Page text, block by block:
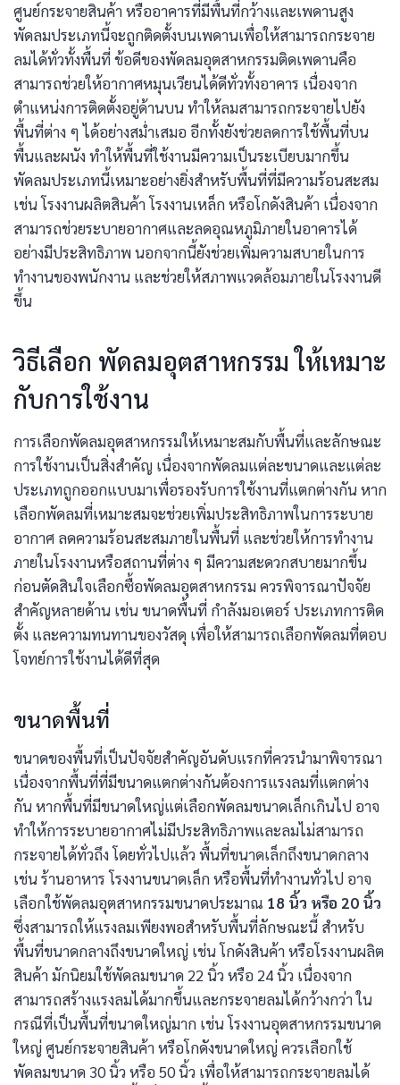
ศูนย์กระจายสินค้า หรืออาคารที่มีพื้นที่กว้างและเพดานสูง
พัดลมประเภทนี้จะถูกติดตั้งบนเพดานเพื่อให้สามารถกระจาย
ลมได้ทั่วทั้งพื้นที่ ข้อดีของพัดลมอุตสาหกรรมติดเพดานคือ
สามารถช่วยให้อากาศหมุนเวียนได้ดีทั่วทั้งอาคาร เนื่องจาก
ตำแหน่งการติดตั้งอยู่ด้านบน ทำให้ลมสามารถกระจายไปยัง
พื้นที่ต่าง ๆ ได้อย่างสม่ำเสมอ อีกทั้งยังช่วยลดการใช้พื้นที่บน
พื้นและผนัง ทำให้พื้นที่ใช้งานมีความเป็นระเบียบมากขึ้น
พัดลมประเภทนี้เหมาะอย่างยิ่งสำหรับพื้นที่ที่มีความร้อนสะสม
เช่น โรงงานผลิตสินค้า โรงงานเหล็ก หรือโกดังสินค้า เนื่องจาก
สามารถช่วยระบายอากาศและลดอุณหภูมิภายในอาคารได้
อย่างมีประสิทธิภาพ นอกจากนี้ยังช่วยเพิ่มความสบายในการ
ทำงานของพนักงาน และช่วยให้สภาพแวดล้อมภายในโรงงานดี
ขึ้น
วิธีเลือก พัดลมอุตสาหกรรม ให้เหมาะ
กับการใช้งาน
การเลือกพัดลมอุตสาหกรรมให้เหมาะสมกับพื้นที่และลักษณะ
การใช้งานเป็นสิ่งสำคัญ เนื่องจากพัดลมแต่ละขนาดและแต่ละ
ประเภทถูกออกแบบมาเพื่อรองรับการใช้งานที่แตกต่างกัน หาก
เลือกพัดลมที่เหมาะสมจะช่วยเพิ่มประสิทธิภาพในการระบาย
อากาศ ลดความร้อนสะสมภายในพื้นที่ และช่วยให้การทำงาน
ภายในโรงงานหรือสถานที่ต่าง ๆ มีความสะดวกสบายมากขึ้น
ก่อนตัดสินใจเลือกซื้อพัดลมอุตสาหกรรม ควรพิจารณาปัจจัย
สำคัญหลายด้าน เช่น ขนาดพื้นที่ กำลังมอเตอร์ ประเภทการติด
ตั้ง และความทนทานของวัสดุ เพื่อให้สามารถเลือกพัดลมที่ตอบ
โจทย์การใช้งานได้ดีที่สุด
ขนาดพื้นที่
ขนาดของพื้นที่เป็นปัจจัยสำคัญอันดับแรกที่ควรนำมาพิจารณา
เนื่องจากพื้นที่ที่มีขนาดแตกต่างกันต้องการแรงลมที่แตกต่าง
กัน หากพื้นที่มีขนาดใหญ่แต่เลือกพัดลมขนาดเล็กเกินไป อาจ
ทำให้การระบายอากาศไม่มีประสิทธิภาพและลมไม่สามารถ
กระจายได้ทั่วถึง โดยทั่วไปแล้ว พื้นที่ขนาดเล็กถึงขนาดกลาง
เช่น ร้านอาหาร โรงงานขนาดเล็ก หรือพื้นที่ทำงานทั่วไป อาจ
เลือกใช้พัดลมอุตสาหกรรมขนาดประมาณ 18 นิ้ว หรือ 20 นิ้ว
ซึ่งสามารถให้แรงลมเพียงพอสำหรับพื้นที่ลักษณะนี้ สำหรับ
พื้นที่ขนาดกลางถึงขนาดใหญ่ เช่น โกดังสินค้า หรือโรงงานผลิต
สินค้า มักนิยมใช้พัดลมขนาด 22 นิ้ว หรือ 24 นิ้ว เนื่องจาก
สามารถสร้างแรงลมได้มากขึ้นและกระจายลมได้กว้างกว่า ใน
กรณีที่เป็นพื้นที่ขนาดใหญ่มาก เช่น โรงงานอุตสาหกรรมขนาด
ใหญ่ ศูนย์กระจายสินค้า หรือโกดังขนาดใหญ่ ควรเลือกใช้
พัดลมขนาด 30 นิ้ว หรือ 50 นิ้ว เพื่อให้สามารถกระจายลมได้